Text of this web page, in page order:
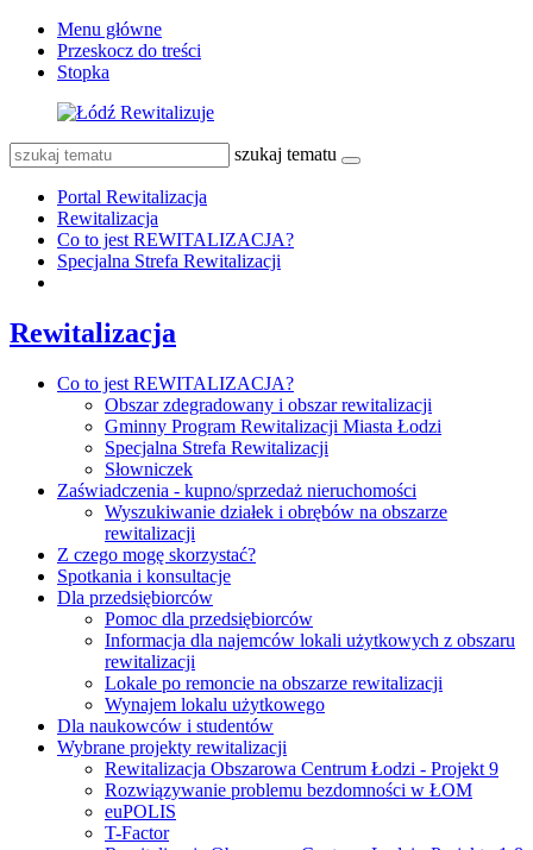
Menu główne
Przeskocz do treści
Stopka
szukaj tematu
Portal Rewitalizacja
Rewitalizacja
Co to jest REWITALIZACJA?
Specjalna Strefa Rewitalizacji
Rewitalizacja
Co to jest REWITALIZACJA?
Obszar zdegradowany i obszar rewitalizacji
Gminny Program Rewitalizacji Miasta Łodzi
Specjalna Strefa Rewitalizacji
Słowniczek
Zaświadczenia - kupno/sprzedaż nieruchomości
Wyszukiwanie działek i obrębów na obszarze
rewitalizacji
Z czego mogę skorzystać?
Spotkania i konsultacje
Dla przedsiębiorców
Pomoc dla przedsiębiorców
Informacja dla najemców lokali użytkowych z obszaru
rewitalizacji
Lokale po remoncie na obszarze rewitalizacji
Wynajem lokalu użytkowego
Dla naukowców i studentów
Wybrane projekty rewitalizacji
Rewitalizacja Obszarowa Centrum Łodzi - Projekt 9
Rozwiązywanie problemu bezdomności w ŁOM
euPOLIS
T-Factor